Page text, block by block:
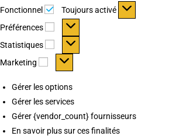
Fonctionnel Fonctionnel
Toujours activé
Préférences
Préférences
Statistiques Statistiques
Marketing Marketing
Gérer les options
Gérer les services
Gérer {vendor_count} fournisseurs
En savoir plus sur ces finalités